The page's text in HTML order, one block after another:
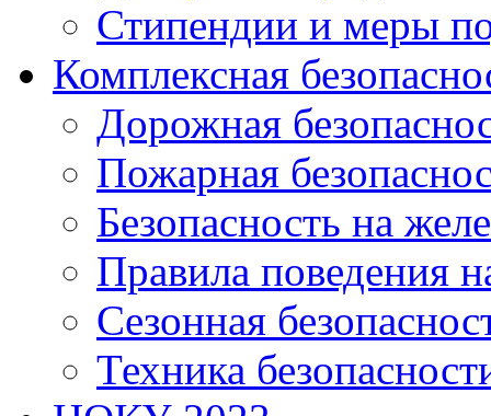
Стипендии и меры
Комплексная
Дорожная
Пожарная
Безопасность на
Правила поведения
Сезонная
Техника